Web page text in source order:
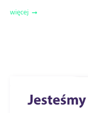
więcej ➞